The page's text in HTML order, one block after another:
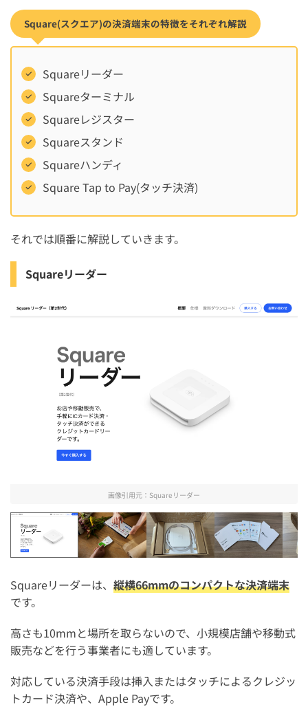
Square(スクエア)の決済端末の特徴をそれぞれ解説
Squareリーダー
Squareターミナル
Squareレジスター
Squareスタンド
Squareハンディ
Square Tap to Pay(タッチ決済)
それでは順番に解説していきます。
Squareリーダー
画像引用元： Squareリーダー
Squareリーダーは、 縦横66mmのコンパクトな決済端末
です。
高さも10mmと場所を取らないので、小規模店舗や移動式
販売などを行う事業者にも適しています。
対応している決済手段は挿入またはタッチによるクレジッ
トカード決済や、Apple Payです。